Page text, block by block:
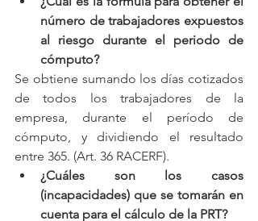
número de trabajadores expuestos
al riesgo durante el periodo de
cómputo?
Se obtiene sumando los días cotizados
de todos los trabajadores de la
empresa, durante el período de
cómputo, y dividiendo el resultado
entre 365. (Art. 36 RACERF).
¿Cuáles son los casos
(incapacidades) que se tomarán en
cuenta para el cálculo de la PRT?